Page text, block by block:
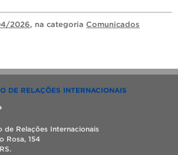
2026, na categoria Comunicados
DE RELAÇÕES INTERNACIONAIS
de Relações Internacionais
Rosa, 154